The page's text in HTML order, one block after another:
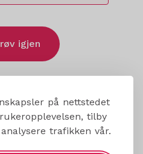
på nettstedet
tilby
trafikken vår.
igjen